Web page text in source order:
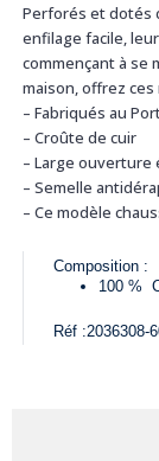
Perforés et dotés
enfilage facile,
commençant à se
maison, offrez
– Fabriqués au
– Croûte de cuir
– Large ouverture
– Semelle
– Ce modèle
Composition :
100 %
Réf :2036308-